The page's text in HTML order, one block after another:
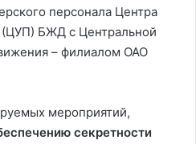
персонала Центра
(ЦУП) БЖД с Центральной
– филиалом ОАО
мероприятий,
секретности